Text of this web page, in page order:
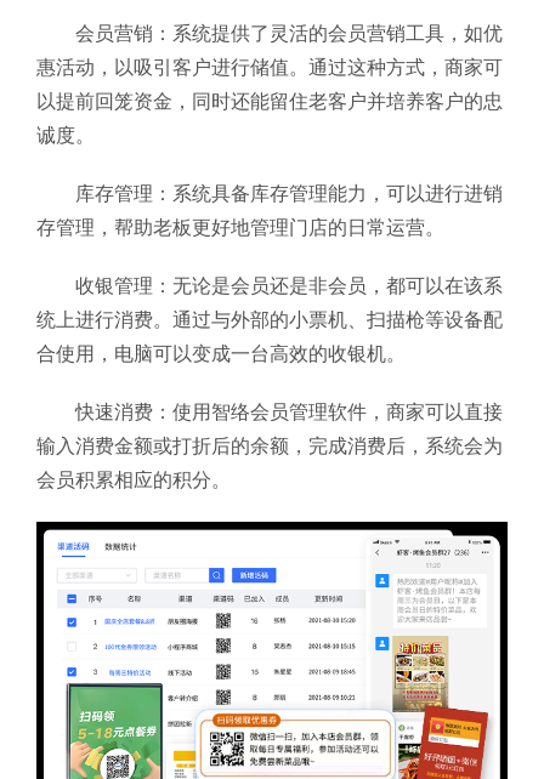
会员营销：系统提供了灵活的会员营销工具，如优
惠活动，以吸引客户进行储值。通过这种方式，商家可
以提前回笼资金，同时还能留住老客户并培养客户的忠
诚度。
库存管理：系统具备库存管理能力，可以进行进销
存管理，帮助老板更好地管理门店的日常运营。
收银管理：无论是会员还是非会员，都可以在该系
统上进行消费。通过与外部的小票机、扫描枪等设备配
合使用，电脑可以变成一台高效的收银机。
快速消费：使用智络会员管理软件，商家可以直接
输入消费金额或打折后的余额，完成消费后，系统会为
会员积累相应的积分。